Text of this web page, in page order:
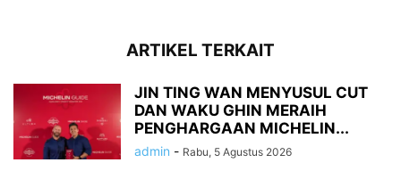
ARTIKEL TERKAIT
JIN TING WAN MENYUSUL CUT
DAN WAKU GHIN MERAIH
PENGHARGAAN MICHELIN...
admin - Rabu, 5 Agustus 2026